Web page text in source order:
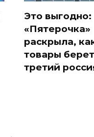
Это выгодно:
«Пятерочка»
раскрыла,
товары
третий